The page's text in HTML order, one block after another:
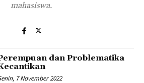
mahasiswa.
dan Problematika
7 November 2022